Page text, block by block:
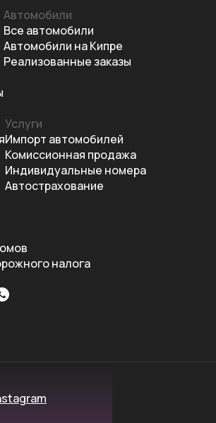
Автомобили
Все автомобили
Автомобили на Кипре
Реализованные заказы
Услуги
Импорт автомобилей
Комиссионная продажа
Индивидуальные номера
Автострахование
налога